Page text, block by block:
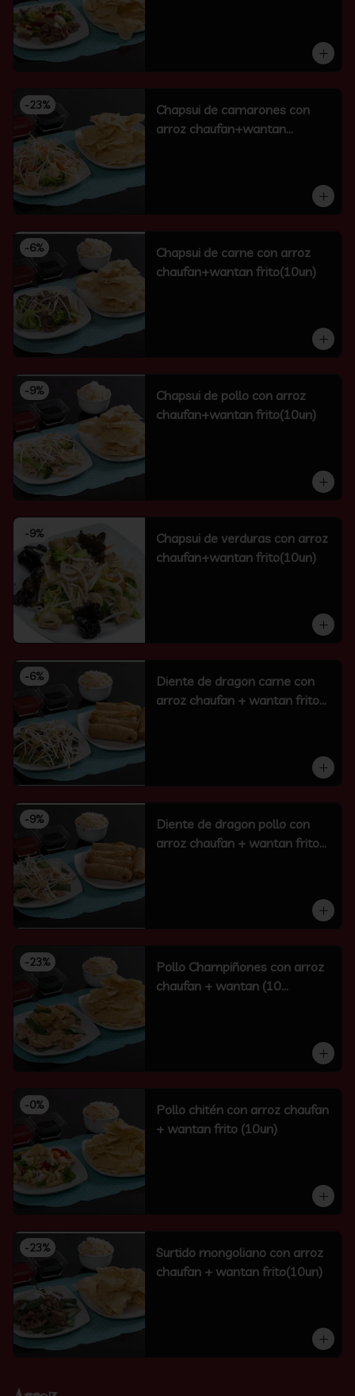
-23%
Chapsui de camarones con
arroz chaufan+wantan
-6%
Chapsui de carne con arroz
chaufan+wantan frito(10un)
-9%
Chapsui de pollo con arroz
chaufan+wantan frito(10un)
-9%
Chapsui de verduras con arroz
chaufan+wantan frito(10un)
-6%
Diente de dragon carne con
arroz chaufan + wantan frito
-9%
Diente de dragon pollo con
arroz chaufan + wantan frito
-23%
Pollo Champiñones con arroz
chaufan + wantan (10
-0%
Pollo chitén con arroz chaufan
+ wantan frito (10un)
-23%
Surtido mongoliano con arroz
chaufan + wantan frito(10un)